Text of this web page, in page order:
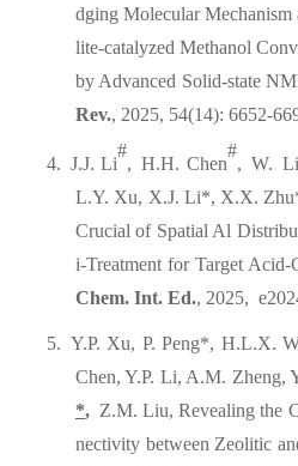
dging Molecular Mechanism
lite-catalyzed Methanol
by Advanced Solid-state
Rev., 2025, 54(14): 6652-
4. J.J. Li
#
, H.H. Chen
#
, W.
L.Y. Xu, X.J. Li*, X.X.
Crucial of Spatial Al
i-Treatment for Target Acid-
Chem. Int. Ed., 2025,
5. Y.P. Xu, P. Peng*, H.L.X.
Chen, Y.P. Li, A.M. Zheng,
*, Z.M. Liu, Revealing the
nectivity between Zeolitic